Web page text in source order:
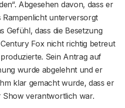
Abgesehen davon, dass er
Rampenlicht unterversorgt
Gefühl, dass die Besetzung
Fox nicht richtig betreut
Sein Antrag auf
wurde abgelehnt und er
klar gemacht wurde, dass er
verantwortlich war.